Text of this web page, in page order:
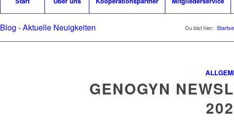
Blog - Aktuelle Neuigkeiten Du bist hier:
GENOGYN